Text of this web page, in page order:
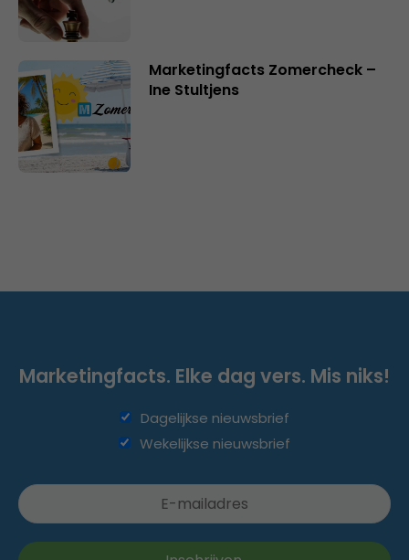
Marketingfacts Zomercheck –
Ine Stultjens
Marketingfacts. Elke dag vers. Mis niks!
Dagelijkse nieuwsbrief
Wekelijkse nieuwsbrief